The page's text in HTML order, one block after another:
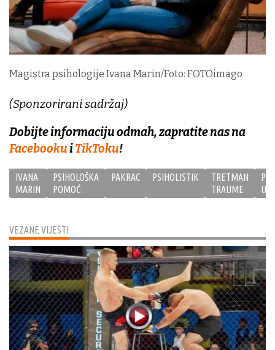
VEZANE VIJESTI
Magistra psihologije Ivana Marin/Foto: FOTOimago
(Sponzorirani sadržaj)
Dobijte informaciju odmah, zapratite nas na
FacebookuiTikToku!
IVANA
MARIN
PSIHOLOŠKA
POMOĆ
PAKRAC PSIHOLISTIK
TRETMAN
TRAUME